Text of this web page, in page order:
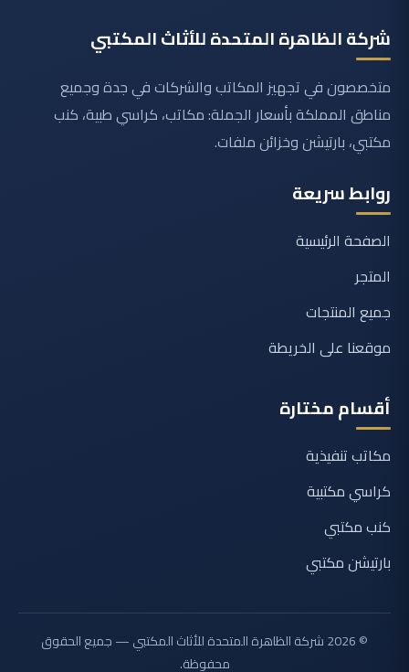
شركة الظاهرة المتحدة للأثاث المكتبي
متخصصون في تجهيز المكاتب والشركات في جدة وجميع
مناطق المملكة بأسعار الجملة: مكاتب، كراسي طبية، كنب
مكتبي، بارتيشن وخزائن ملفات.
روابط سريعة
الصفحة الرئيسية
المتجر
جميع المنتجات
موقعنا على الخريطة
أقسام مختارة
مكاتب تنفيذية
كراسي مكتبية
كنب مكتبي
بارتيشن مكتبي
© 2026 شركة الظاهرة المتحدة للأثاث المكتبي — جميع الحقوق
محفوظة.